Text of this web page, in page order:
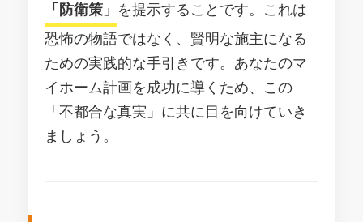
「防衛策」 を提示することです。これは
恐怖の物語ではなく、賢明な施主になる
ための実践的な手引きです。あなたのマ
イホーム計画を成功に導くため、この
「不都合な真実」に共に目を向けていき
ましょう。